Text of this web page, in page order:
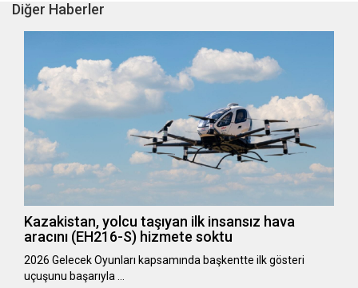
Diğer Haberler
Kazakistan, yolcu taşıyan ilk insansız hava
aracını (EH216-S) hizmete soktu
2026 Gelecek Oyunları kapsamında başkentte ilk gösteri
uçuşunu başarıyla …